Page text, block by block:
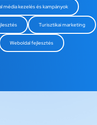
média kezelés és kampányok
Turisztikai marketing
Weboldal fejlesztés